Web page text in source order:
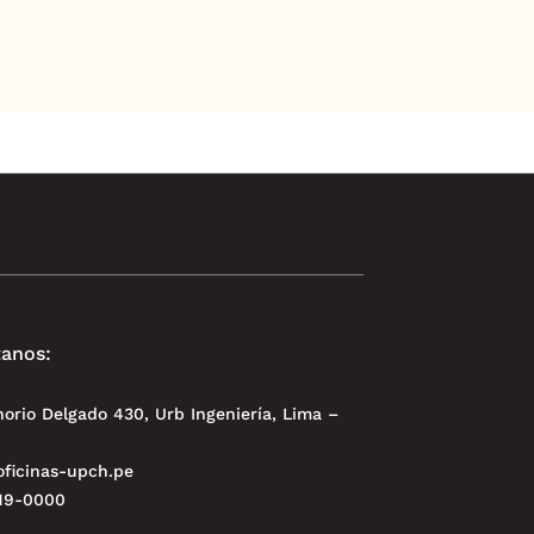
Delgado 430, Urb Ingeniería, Lima –
upch.pe
0000